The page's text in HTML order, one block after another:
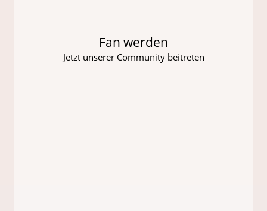
Fan werden
Jetzt unserer Community beitreten